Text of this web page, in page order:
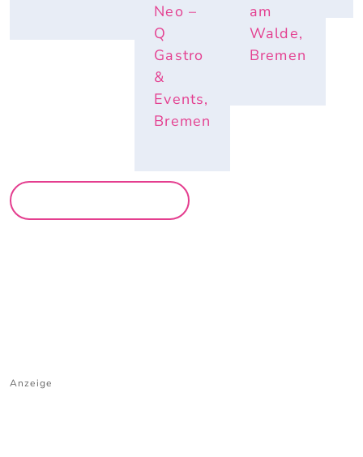
Neo –
Q
Gastro
&
Events,
Bremen
am
Walde,
Bremen
Anzeige